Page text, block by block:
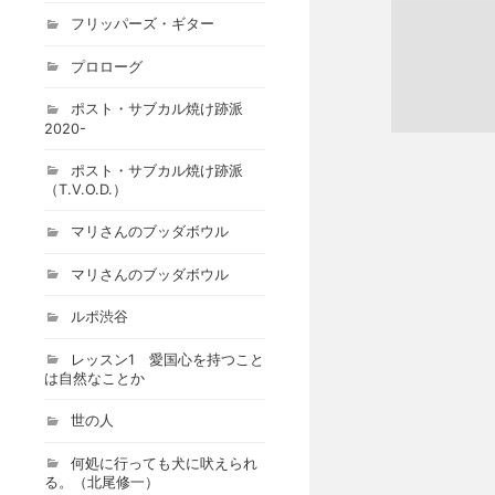
フリッパーズ・ギター
プロローグ
ポスト・サブカル焼け跡派
2020-
ポスト・サブカル焼け跡派
（T.V.O.D.）
マリさんのブッダボウル
マリさんのブッダボウル
ルポ渋谷
レッスン1 愛国心を持つこと
は自然なことか
世の人
何処に行っても犬に吠えられ
る。（北尾修一）